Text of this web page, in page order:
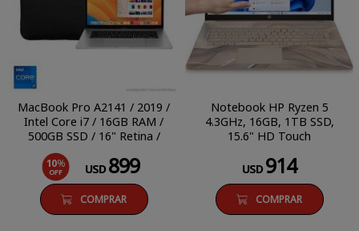
MacBook Pro A2141 / 2019 /
Intel Core i7 / 16GB RAM /
500GB SSD / 16" Retina /
macOS Sonoma
10%
OFF USD 899
COMPRAR
Notebook HP Ryzen 5
4.3GHz, 16GB, 1TB SSD,
15.6" HD Touch
USD 914
COMPRAR